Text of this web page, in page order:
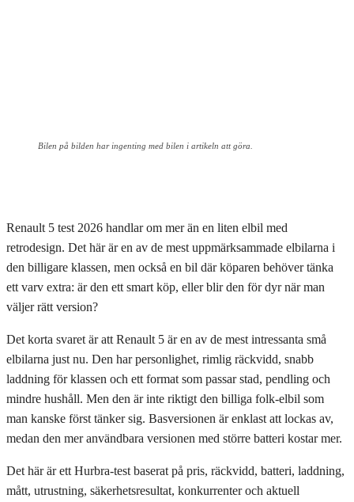
Bilen på bilden har ingenting med bilen i artikeln att göra.
Renault 5 test 2026 handlar om mer än en liten elbil med
retrodesign. Det här är en av de mest uppmärksammade elbilarna i
den billigare klassen, men också en bil där köparen behöver tänka
ett varv extra: är den ett smart köp, eller blir den för dyr när man
väljer rätt version?
Det korta svaret är att Renault 5 är en av de mest intressanta små
elbilarna just nu. Den har personlighet, rimlig räckvidd, snabb
laddning för klassen och ett format som passar stad, pendling och
mindre hushåll. Men den är inte riktigt den billiga folk-elbil som
man kanske först tänker sig. Basversionen är enklast att lockas av,
medan den mer användbara versionen med större batteri kostar mer.
Det här är ett Hurbra-test baserat på pris, räckvidd, batteri, laddning,
mått, utrustning, säkerhetsresultat, konkurrenter och aktuell